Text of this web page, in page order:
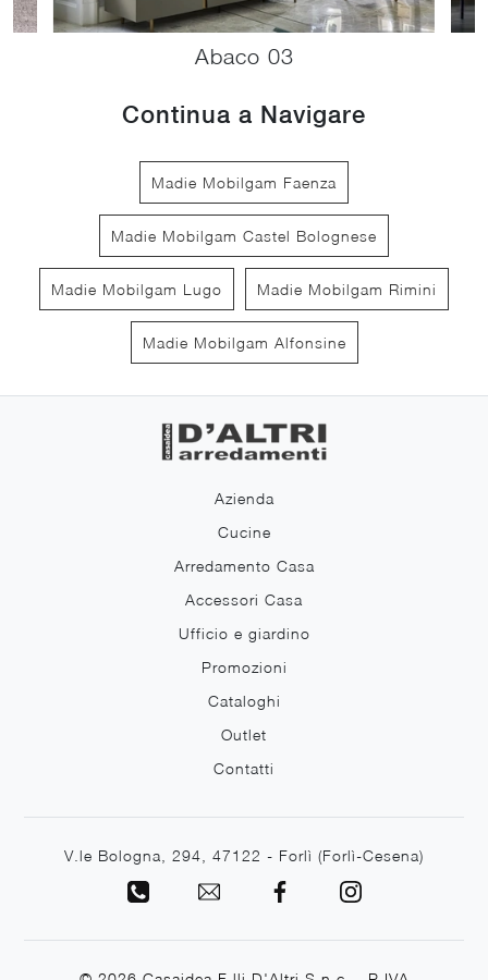
Abaco 03
Continua a Navigare
Madie Mobilgam Faenza
Madie Mobilgam Castel Bolognese
Madie Mobilgam Lugo Madie Mobilgam Rimini
Madie Mobilgam Alfonsine
Azienda
Cucine
Arredamento Casa
Accessori Casa
Ufficio e giardino
Promozioni
Cataloghi
Outlet
Contatti
V.le Bologna, 294, 47122 - Forlì (Forlì-Cesena)